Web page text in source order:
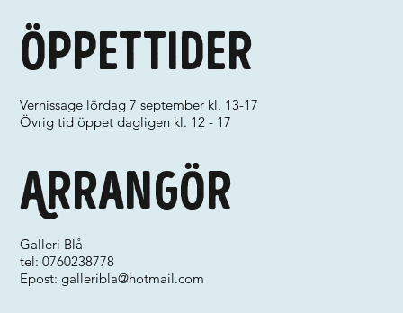
Arrangör
Galleri Blå
tel: 0760238778
Epost: galleribla@hotmail.com
Öppettider
Vernissage lördag 7 september kl. 13-17
Övrig tid öppet dagligen kl. 12 - 17